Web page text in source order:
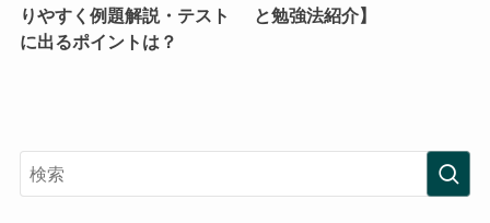
りやすく例題解説・テスト
に出るポイントは？
と勉強法紹介】